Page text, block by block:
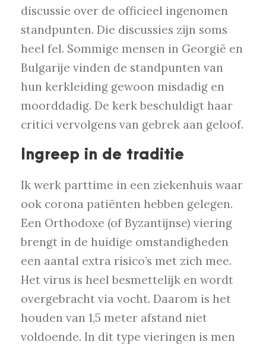
discussie over de officieel ingenomen
standpunten. Die discussies zijn soms
heel fel. Sommige mensen in Georgië en
Bulgarije vinden de standpunten van
hun kerkleiding gewoon misdadig en
moorddadig. De kerk beschuldigt haar
critici vervolgens van gebrek aan geloof.
Ingreep in de traditie
Ik werk parttime in een ziekenhuis waar
ook corona patiënten hebben gelegen.
Een Orthodoxe (of Byzantijnse) viering
brengt in de huidige omstandigheden
een aantal extra risico’s met zich mee.
Het virus is heel besmettelijk en wordt
overgebracht via vocht. Daarom is het
houden van 1,5 meter afstand niet
voldoende. In dit type vieringen is men